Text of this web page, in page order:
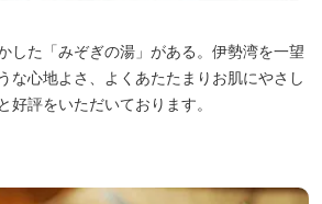
した「みぞぎの湯」がある。伊勢湾を一望
な心地よさ、よくあたたまりお肌にやさし
好評をいただいております。